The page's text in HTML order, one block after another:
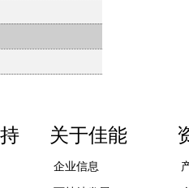
关于佳能
企业信息